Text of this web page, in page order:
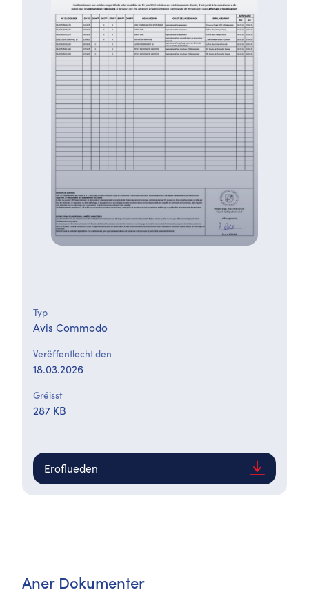
Typ
Avis Commodo
Verëffentlecht den
18.03.2026
Gréisst
287 KB
Eroflueden
Aner Dokumenter